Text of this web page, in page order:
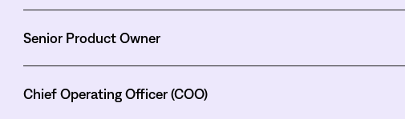
Senior Product Owner
Chief Operating Officer (COO)